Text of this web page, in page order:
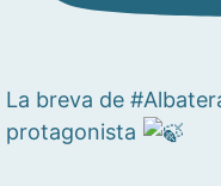
La breva de
protagonista